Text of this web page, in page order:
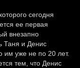
сегодня
ее первая
внезапно
Таня и Денис
им уже не по 20 лет.
тем, что Денис